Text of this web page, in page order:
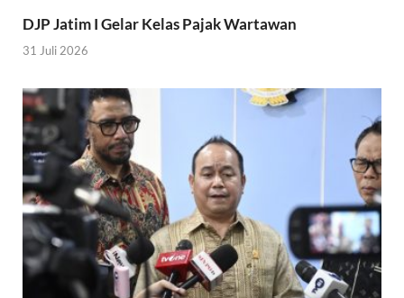
DJP Jatim I Gelar Kelas Pajak Wartawan
31 Juli 2026